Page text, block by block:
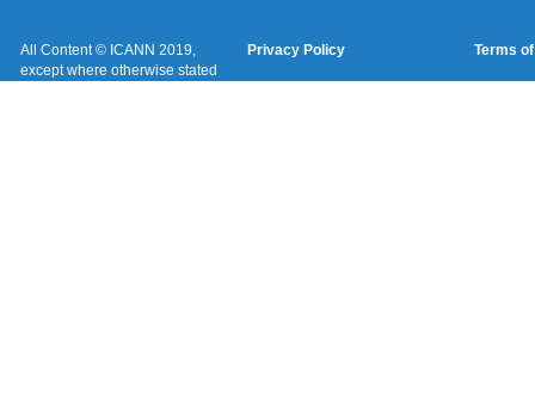
All Content © ICANN 2019,
except where otherwise stated
Privacy Policy Terms